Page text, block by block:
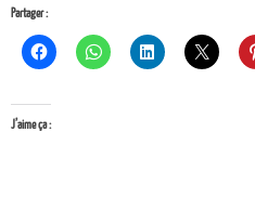
Partager :
J’aime ça :